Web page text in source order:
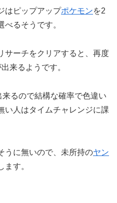
はピップアップポケモンを2
るそうです。
サーチをクリアすると、再度
来るようです。
るので結構な確率で色違い
い人はタイムチャレンジに課
うに無いので、未所持のヤン
す。